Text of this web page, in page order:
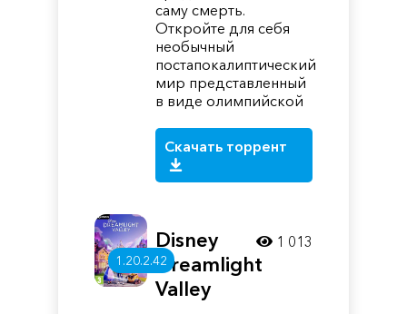
саму смерть.
Откройте для себя
необычный
постапокалиптический
мир представленный
в виде олимпийской
Скачать торрент
1.20.2.42
Disney
Dreamlight
Valley
1 013